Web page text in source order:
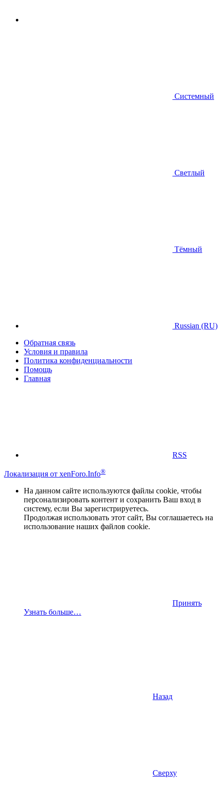
Системный
Светлый
Тёмный
Russian (RU)
Обратная связь
Условия и правила
Политика конфиденциальности
Помощь
Главная
RSS
Локализация от xenForo.Info®
На данном сайте используются файлы cookie, чтобы
персонализировать контент и сохранить Ваш вход в
систему, если Вы зарегистрируетесь.
Продолжая использовать этот сайт, Вы соглашаетесь на
использование наших файлов cookie.
Принять
Узнать больше…
Назад
Сверху